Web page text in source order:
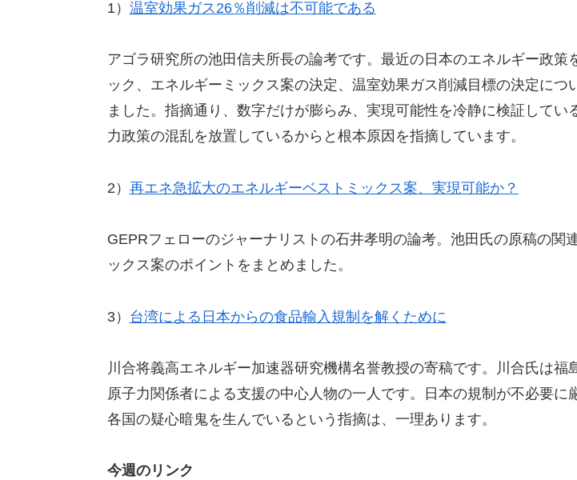
1） 温室効果ガス26％削減は不可能である
アゴラ研究所の池田信夫所長の論考です。最近の日本のエネルギー政策
ック、エネルギーミックス案の決定、温室効果ガス削減目標の決定につ
ました。指摘通り、数字だけが膨らみ、実現可能性を冷静に検証してい
力政策の混乱を放置しているからと根本原因を指摘しています。
2） 再エネ急拡大のエネルギーベストミックス案、実現可能か？
GEPRフェローのジャーナリストの石井孝明の論考。池田氏の原稿の関
ックス案のポイントをまとめました。
3） 台湾による日本からの食品輸入規制を解くために
川合将義高エネルギー加速器研究機構名誉教授の寄稿です。川合氏は福
原子力関係者による支援の中心人物の一人です。日本の規制が不必要に
各国の疑心暗鬼を生んでいるという指摘は、一理あります。
今週のリンク